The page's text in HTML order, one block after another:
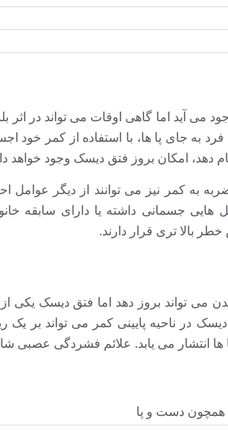
می آید اما گاهی اوقات می تواند در اثر
به جای پا ها، با استفاده از کمر خود
دهد، امکان بروز فتق دیسک وجود خواهد
به کمر نیز می توانند از دیگر عوامل
هایی جسمانی داشته یا دارای سابقه
بالا تری قرار دارند.
می تواند بروز دهد اما فتق دیسک یکی از
در ناحیه پایینی کمر می تواند بر
انتشار می یابد. علائم فشردگی عصبی
دست و پا